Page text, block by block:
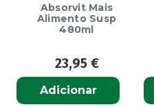
Absorvit Mais
Alimento Susp
480ml
23,95 €
Adicionar